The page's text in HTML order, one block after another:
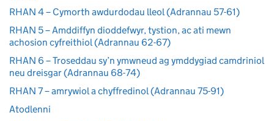
RHAN 4 – Cymorth awdurdodau lleol (Adrannau 57-61)
RHAN 5 – Amddiffyn dioddefwyr, tystion, ac ati mewn
achosion cyfreithiol (Adrannau 62-67)
RHAN 6 – Troseddau sy’n ymwneud ag ymddygiad camdriniol
neu dreisgar (Adrannau 68-74)
RHAN 7 – amrywiol a chyffredinol (Adrannau 75-91)
Atodlenni